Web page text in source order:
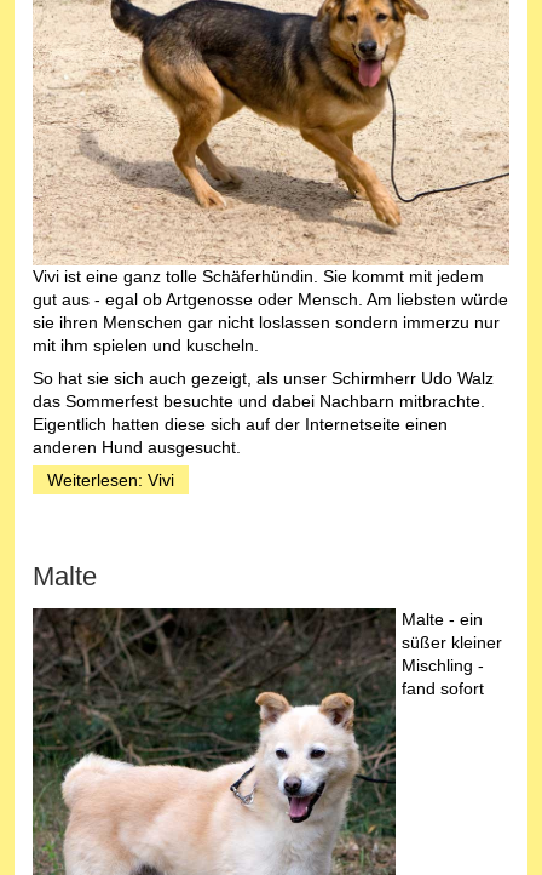
Vivi ist eine ganz tolle Schäferhündin. Sie kommt mit jedem
gut aus - egal ob Artgenosse oder Mensch. Am liebsten würde
sie ihren Menschen gar nicht loslassen sondern immerzu nur
mit ihm spielen und kuscheln.
So hat sie sich auch gezeigt, als unser Schirmherr Udo Walz
das Sommerfest besuchte und dabei Nachbarn mitbrachte.
Eigentlich hatten diese sich auf der Internetseite einen
anderen Hund ausgesucht.
Weiterlesen: Vivi
Malte
Malte - ein
süßer kleiner
Mischling -
fand sofort